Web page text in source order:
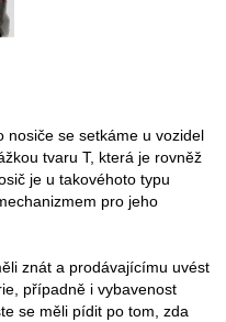
se setkáme u vozidel
tvaru T, která je rovněž
je u takovéhoto typu
pro jeho
znát a prodávajícímu uvést
případně i vybavenost
se měli pídit po tom, zda